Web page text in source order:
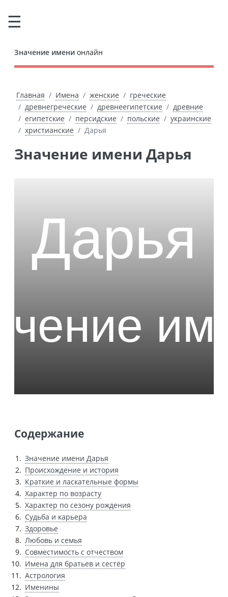
Значение имени онлайн
Главная Имена женские
греческие
древнегреческие
древнеегипетские
древние
египетские
персидские польские
украинские
христианские
Дарья
Значение имени Дарья
Содержание
Значение имени Дарья
Происхождение и история
Краткие и ласкательные формы
Характер по возрасту
Характер по сезону рождения
Судьба и карьера
Здоровье
Любовь и семья
Совместимость с отчеством
Имена для братьев и сестёр
Астрология
Именины